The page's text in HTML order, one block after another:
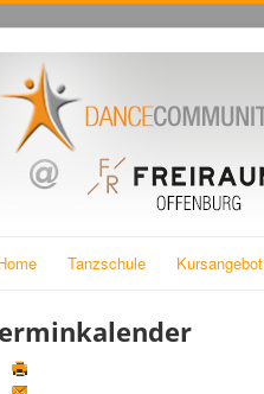
Tanzschule Kursangebot